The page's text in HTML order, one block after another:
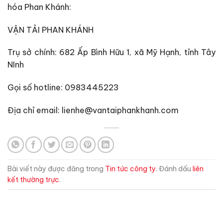
hóa Phan Khánh:
VẬN TẢI PHAN KHÁNH
Trụ sở chính: 682 Ấp Bình Hữu 1, xã Mỹ Hạnh, tỉnh Tây
NInh
Gọi số hotline: 0983445223
Địa chỉ email: lienhe@vantaiphankhanh.com
Bài viết này được đăng trong Tin tức công ty. Đánh dấu liên
kết thường trực.